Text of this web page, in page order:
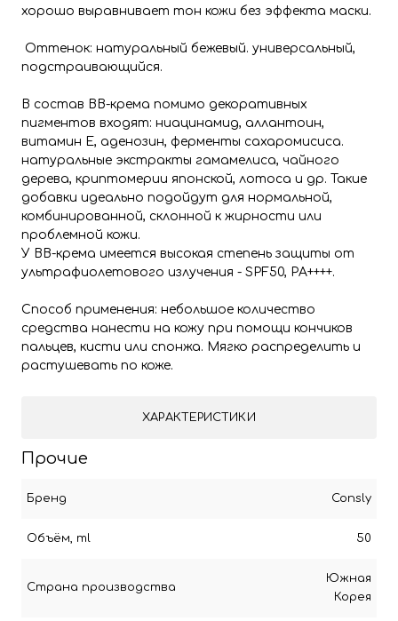
хорошо выравнивает тон кожи без эффекта маски.
Оттенок: натуральный бежевый. универсальный,
подстраивающийся.
В состав BB-крема помимо декоративных
пигментов входят: ниацинамид, аллантоин,
витамин Е, аденозин, ферменты сахаромисиса.
натуральные экстракты гамамелиса, чайного
дерева, криптомерии японской, лотоса и др. Такие
добавки идеально подойдут для нормальной,
комбинированной, склонной к жирности или
проблемной кожи.
У ВВ-крема имеется высокая степень защиты от
ультрафиолетового излучения - SPF50, PA++++.
Способ применения: небольшое количество
средства нанести на кожу при помощи кончиков
пальцев, кисти или спонжа. Мягко распределить и
растушевать по коже.
ХАРАКТЕРИСТИКИ
Прочие
Бренд Consly
Объём, ml 50
Страна производства
Южная
Корея